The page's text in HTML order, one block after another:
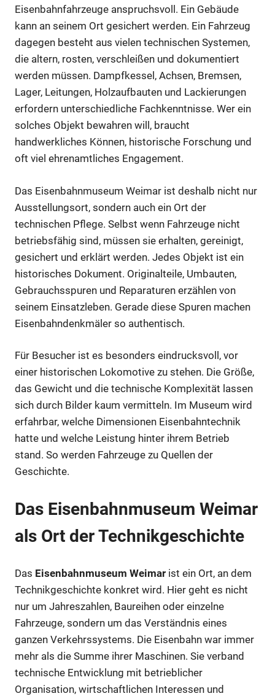
Eisenbahnfahrzeuge anspruchsvoll. Ein Gebäude
kann an seinem Ort gesichert werden. Ein Fahrzeug
dagegen besteht aus vielen technischen Systemen,
die altern, rosten, verschleißen und dokumentiert
werden müssen. Dampfkessel, Achsen, Bremsen,
Lager, Leitungen, Holzaufbauten und Lackierungen
erfordern unterschiedliche Fachkenntnisse. Wer ein
solches Objekt bewahren will, braucht
handwerkliches Können, historische Forschung und
oft viel ehrenamtliches Engagement.
Das Eisenbahnmuseum Weimar ist deshalb nicht nur
Ausstellungsort, sondern auch ein Ort der
technischen Pflege. Selbst wenn Fahrzeuge nicht
betriebsfähig sind, müssen sie erhalten, gereinigt,
gesichert und erklärt werden. Jedes Objekt ist ein
historisches Dokument. Originalteile, Umbauten,
Gebrauchsspuren und Reparaturen erzählen von
seinem Einsatzleben. Gerade diese Spuren machen
Eisenbahndenkmäler so authentisch.
Für Besucher ist es besonders eindrucksvoll, vor
einer historischen Lokomotive zu stehen. Die Größe,
das Gewicht und die technische Komplexität lassen
sich durch Bilder kaum vermitteln. Im Museum wird
erfahrbar, welche Dimensionen Eisenbahntechnik
hatte und welche Leistung hinter ihrem Betrieb
stand. So werden Fahrzeuge zu Quellen der
Geschichte.
Das Eisenbahnmuseum Weimar
als Ort der Technikgeschichte
Das Eisenbahnmuseum Weimar ist ein Ort, an dem
Technikgeschichte konkret wird. Hier geht es nicht
nur um Jahreszahlen, Baureihen oder einzelne
Fahrzeuge, sondern um das Verständnis eines
ganzen Verkehrssystems. Die Eisenbahn war immer
mehr als die Summe ihrer Maschinen. Sie verband
technische Entwicklung mit betrieblicher
Organisation, wirtschaftlichen Interessen und